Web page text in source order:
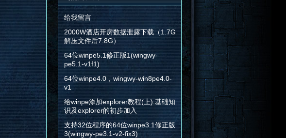
给我留言
2000W酒店开房数据泄露下载（1.7G
解压文件后7.8G）
64位winpe5.1修正版1(wingwy-
pe5.1-v1f1)
64位winpe4.0，wingwy-win8pe4.0-
v1
给winpe添加explorer教程(上):基础知
识及explorer的初步加入
支持32位程序的64位winpe3.1修正版
3(wingwy-pe3.1-v2-fix3)